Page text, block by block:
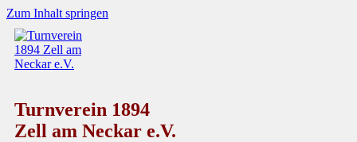
Zum Inhalt springen
Turnverein 1894
Zell am Neckar e.V.